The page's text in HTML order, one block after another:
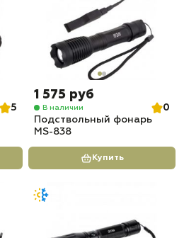
5
1 575 руб
В наличии
0
Подствольный фонарь
MS-838
Купить